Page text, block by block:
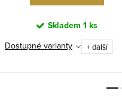
Skladem 1 ks
Dostupné varianty + další